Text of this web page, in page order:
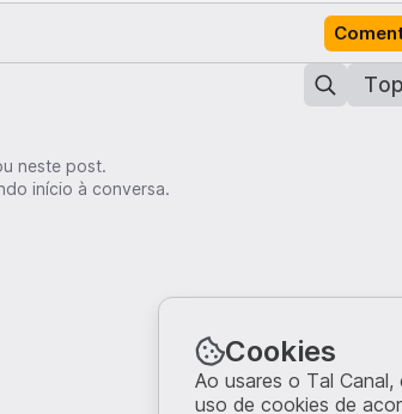
Top
neste post.
início à conversa.
Cookies
Ao usares o Tal
uso de cookies de